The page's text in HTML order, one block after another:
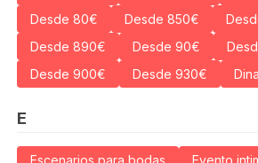
Desde 80€
Desde 850€
Desde 890€
Desde 90€
Desde 900€
Desde 930€
E
Escenarios para bodas Evento